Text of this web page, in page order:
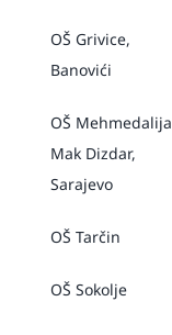
OŠ Grivice,
Banovići
OŠ Mehmedalija
Mak Dizdar,
Sarajevo
OŠ Tarčin
OŠ Sokolje